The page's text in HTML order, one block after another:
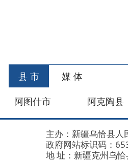
政府网站标识码：
地 址：新疆克州乌恰县